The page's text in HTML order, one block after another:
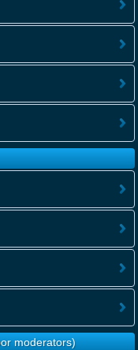
moderators)